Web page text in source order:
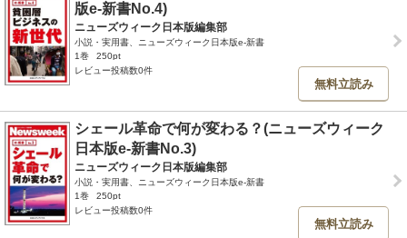
版e-新書No.4)
ニューズウィーク日本版編集部
小説・実用書、ニューズウィーク日本版e-新書
1巻
250pt
レビュー投稿数0件
無料立読み
シェール革命で何が変わる？(ニューズウィーク
日本版e-新書No.3)
ニューズウィーク日本版編集部
小説・実用書、ニューズウィーク日本版e-新書
1巻
250pt
レビュー投稿数0件
無料立読み